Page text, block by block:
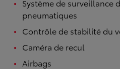
Système de surveillance
pneumatiques
Contrôle de stabilité du
Caméra de recul
Airbags